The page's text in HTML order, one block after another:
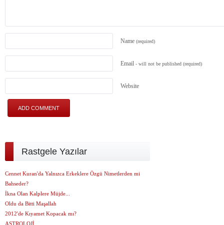
Name (required)
Email - will not be published (required)
Website
Rastgele Yazılar
Cennet Kuran'da Yalnızca Erkeklere Özgü Nimetlerden mi
Bahseder?
İkna Olan Kalplere Müjde...
Oldu da Bitti Maşallah
2012'de Kıyamet Kopacak mı?
ASTROLOJİ